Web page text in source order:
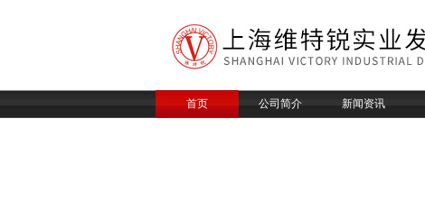
首页 公司简介 新闻资讯